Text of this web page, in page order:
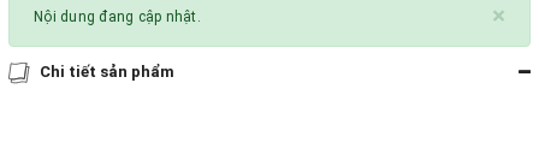
×
Nội dung đang cập nhật.
Chi tiết sản phẩm